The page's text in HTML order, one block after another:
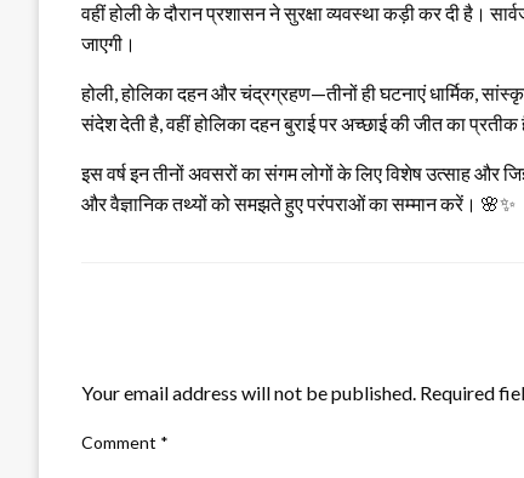
वहीं होली के दौरान प्रशासन ने सुरक्षा व्यवस्था कड़ी कर दी है।
जाएगी।
होली, होलिका दहन और चंद्रग्रहण—तीनों ही घटनाएं धार्मिक,
संदेश देती है, वहीं होलिका दहन बुराई पर अच्छाई की जीत का प्रतीक
इस वर्ष इन तीनों अवसरों का संगम लोगों के लिए विशेष उत्साह और
और वैज्ञानिक तथ्यों को समझते हुए परंपराओं का सम्मान करें। 🌸✨
Your email address will not be published. Required
Comment *